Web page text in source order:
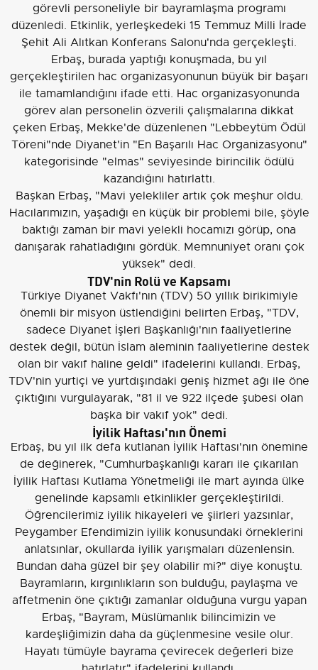
görevli personeliyle bir bayramlaşma programı
düzenledi. Etkinlik, yerleşkedeki 15 Temmuz Milli İrade
Şehit Ali Alıtkan Konferans Salonu'nda gerçekleşti.
Erbaş, burada yaptığı konuşmada, bu yıl
gerçekleştirilen hac organizasyonunun büyük bir başarı
ile tamamlandığını ifade etti. Hac organizasyonunda
görev alan personelin özverili çalışmalarına dikkat
çeken Erbaş, Mekke'de düzenlenen "Lebbeytüm Ödül
Töreni"nde Diyanet'in "En Başarılı Hac Organizasyonu"
kategorisinde "elmas" seviyesinde birincilik ödülü
kazandığını hatırlattı.
Başkan Erbaş, "Mavi yelekliler artık çok meşhur oldu.
Hacılarımızın, yaşadığı en küçük bir problemi bile, şöyle
baktığı zaman bir mavi yelekli hocamızı görüp, ona
danışarak rahatladığını gördük. Memnuniyet oranı çok
yüksek" dedi.
TDV'nin Rolü ve Kapsamı
Türkiye Diyanet Vakfı'nın (TDV) 50 yıllık birikimiyle
önemli bir misyon üstlendiğini belirten Erbaş, "TDV,
sadece Diyanet İşleri Başkanlığı'nın faaliyetlerine
destek değil, bütün İslam aleminin faaliyetlerine destek
olan bir vakıf haline geldi" ifadelerini kullandı. Erbaş,
TDV'nin yurtiçi ve yurtdışındaki geniş hizmet ağı ile öne
çıktığını vurgulayarak, "81 il ve 922 ilçede şubesi olan
başka bir vakıf yok" dedi.
İyilik Haftası'nın Önemi
Erbaş, bu yıl ilk defa kutlanan İyilik Haftası'nın önemine
de değinerek, "Cumhurbaşkanlığı kararı ile çıkarılan
İyilik Haftası Kutlama Yönetmeliği ile mart ayında ülke
genelinde kapsamlı etkinlikler gerçekleştirildi.
Öğrencilerimiz iyilik hikayeleri ve şiirleri yazsınlar,
Peygamber Efendimizin iyilik konusundaki örneklerini
anlatsınlar, okullarda iyilik yarışmaları düzenlensin.
Bundan daha güzel bir şey olabilir mi?" diye konuştu.
Bayramların, kırgınlıkların son bulduğu, paylaşma ve
affetmenin öne çıktığı zamanlar olduğuna vurgu yapan
Erbaş, "Bayram, Müslümanlık bilincimizin ve
kardeşliğimizin daha da güçlenmesine vesile olur.
Hayatı tümüyle bayrama çevirecek değerleri bize